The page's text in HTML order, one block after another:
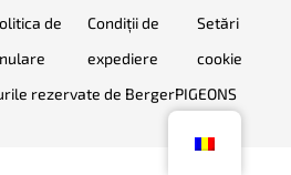
de
Condiții de
expediere
Setări
cookie
rezervate de BergerPIGEONS